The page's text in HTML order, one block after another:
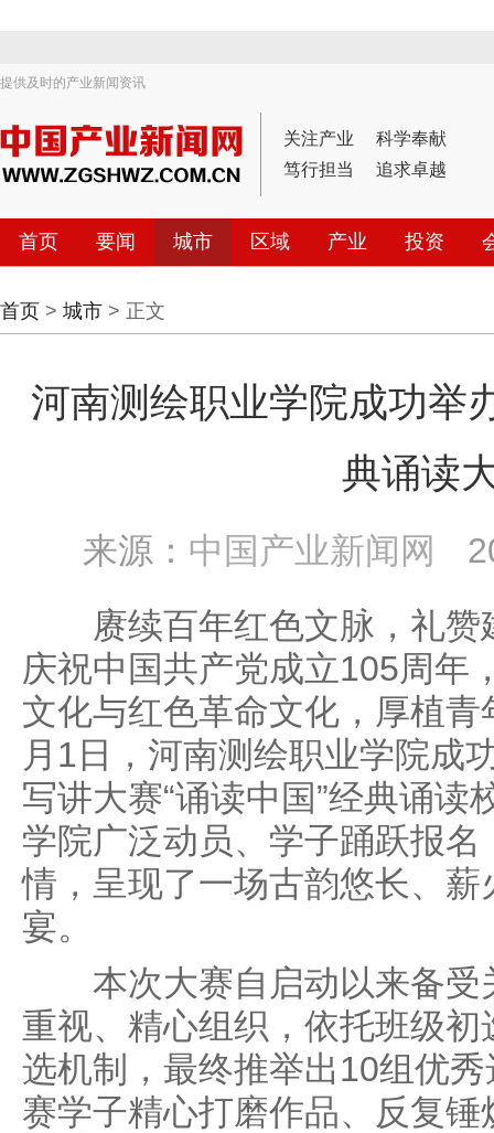
提供及时的产业新闻资讯
关注产业
科学奉献
笃行担当
追求卓越
首页 要闻 城市 区域 产业 投资
首页 > 城市 > 正文
河南测绘职业学院成功举
典诵读
来源： 中国产业新闻网
赓续百年红色文脉，礼赞
庆祝中国共产党成立105周年
文化与红色革命文化，厚植
月1日，河南测绘职业学院成
写讲大赛“诵读中国”经典诵读
学院广泛动员、学子踊跃报
情，呈现了一场古韵悠长、
宴。
本次大赛自启动以来备受
重视、精心组织，依托班级
选机制，最终推举出10组优
赛学子精心打磨作品、反复